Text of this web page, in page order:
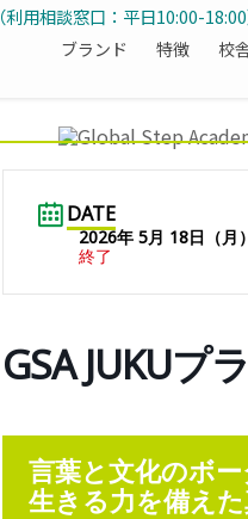
ブランド 特徴 校
（利用相談窓口：平日10:00-18:00
DATE
2026年 5月 18日（月）
終了
GSA JUKUプ
言葉と文化のボ
生きる力を備え